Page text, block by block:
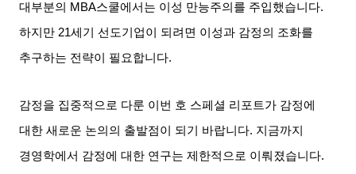
대부분의
MBA스쿨에서는 이성 만능주의를 주입했습니다.
하지만 21세기 선도기업이 되려면 이성과 감정의 조화를
추구하는 전략이 필요합니다.
감정을 집중적으로 다룬 이번 호 스페셜 리포트가 감정에
대한 새로운 논의의 출발점이 되기 바랍니다. 지금까지
경영학에서 감정에 대한 연구는 제한적으로 이뤄졌습니다.